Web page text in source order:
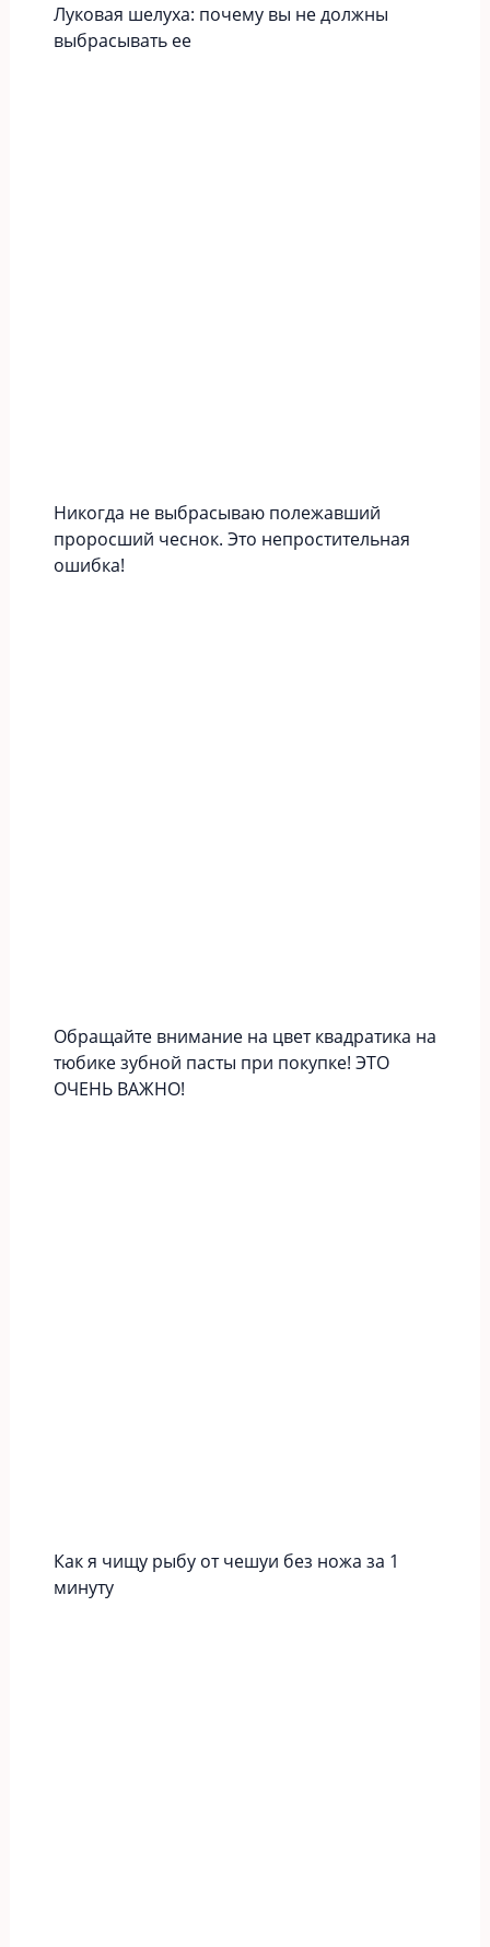
Луковая шелуха: почему вы не должны
выбрасывать ее
Никогда не выбрасываю полежавший
проросший чеснок. Это непростительная
ошибка!
Обращайте внимание на цвет квадратика на
тюбике зубной пасты при покупке! ЭТО
ОЧЕНЬ ВАЖНО!
Как я чищу рыбу от чешуи без ножа за 1
минуту